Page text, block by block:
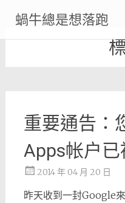
content
蝸牛總是想落跑
重要通告：
Apps帐户已
2014 年 04 月 20 日
昨天收到一封Google